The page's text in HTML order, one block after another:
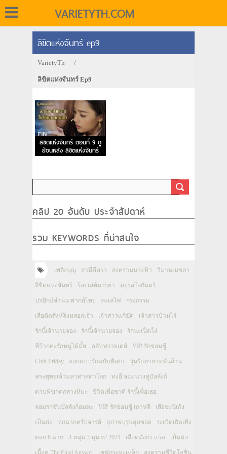
VARIETYTH.COM
ลิขิตแห่งจันทร์ ep9
VarietyTh /
ลิขิตแห่งจันทร์ Ep9
ลิขิตแห่งจันทร์ ตอนที่ 9 ดู
ย้อนหลัง ลิขิตแห่งจันทร์
EP.9
คลิป 20 อันดับ ประจำสัปดาห์
รวม KEYWORDS ที่น่าสนใจ
เพลิงบุญ สามีตีตรา สงครามนางฟ้า วิมานเมขลา
ลิขิตแห่งจันทร์ ร้อยเล่ห์มารยา มธุรสโลกันตร์
ปรปักษ์จำนน พากย์ไทย ทะเลไฟ กรงกรรม
เสือตัดสิงห์ลิงหลอกเจ้า เจ้าสาวแก้ขัด เจ้าสาวบ้านไร่
รักนี้เจ้านายจอง รักนี้เจ้านายจอง รักนะเป็ดโง่
พี่ว้ากคะรักหนูได้มั้ย คลับฟรายเดย์ VIP รักซ่อนชู้
Club Friday ออกแบบรักฉบับพิเศษ วุ่นรักทายาทพันล้าน
พระพุทธเจ้ามหาศาสดาโลก ทงอี จอมนางคู่บัลลังก์
ดาบพิฆาตกลางหิมะ ชีวิตเพื่อชาติ รักนี้เพื่อเธอ
จอมราชันบัลลังก์อมตะ VIP รักซ่อนชู้ เกาหลี เสือชะนีเก้ง
เป็นต่อ หกฉากครับจารย์ สุภาพบุรุษสุดซอย ระเบิดเถิดเทิง
ตลก 6 ฉาก 3 หนุ่ม 3 มุม x2 2021 เลือดมังกร แรด เป็นต่อ
เนื้อคู่ The Final Answer เชฟกระทะเหล็ก สงครามชีวิตโอชิน